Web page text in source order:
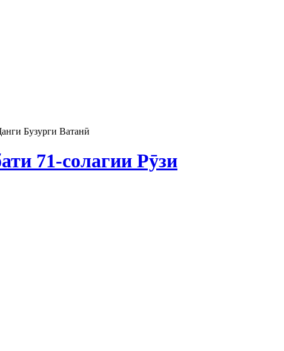
Бузурги Ватанӣ
71-солагии Рӯзи